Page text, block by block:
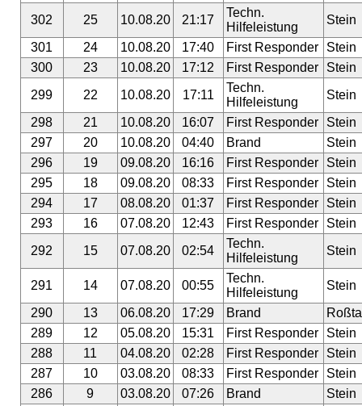
302 25 10.08.20 21:17
Techn.
Hilfeleistung
Stein
301
24 10.08.20 17:40 First Responder
Stein
300
23 10.08.20 17:12 First Responder
Stein
299
22 10.08.20 17:11
Techn.
Hilfeleistung
Stein
298
21 10.08.20 16:07 First Responder
Stein
297
20 10.08.20 04:40 Brand
Stein
296
19 09.08.20 16:16 First Responder
Stein
295
18 09.08.20 08:33 First Responder
Stein
294
17 08.08.20 01:37 First Responder
Stein
293
16 07.08.20 12:43 First Responder
Stein
292
15 07.08.20 02:54
Techn.
Hilfeleistung
Stein
291 14 07.08.20 00:55
Techn.
Hilfeleistung
Stein
290
13 06.08.20 17:29 Brand
289
12 05.08.20 15:31 First Responder
Stein
288
11 04.08.20 02:28 First Responder
Stein
287
10 03.08.20 08:33 First Responder
Stein
286
9 03.08.20 07:26 Brand
Stein